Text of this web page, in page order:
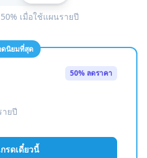
เมื่อใช้แผนรายปี
ดนิยมที่สุด
50% ลดราคา
ยปี
รดเดี๋ยวนี้